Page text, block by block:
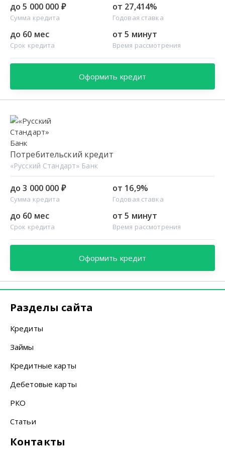
до 5 000 000 ₽
Сумма кредита
от 27,414%
Годовая ставка
до 60 мес
Срок кредита
от 5 минут
Время рассмотрения
Оформить кредит
Потребительский кредит
«Русский Стандарт» Банк
до 3 000 000 ₽
Сумма кредита
от 16,9%
Годовая ставка
до 60 мес
Срок кредита
от 5 минут
Время рассмотрения
Оформить кредит
Разделы сайта
Кредиты
Займы
Кредитные карты
Дебетовые карты
РКО
Статьи
Контакты